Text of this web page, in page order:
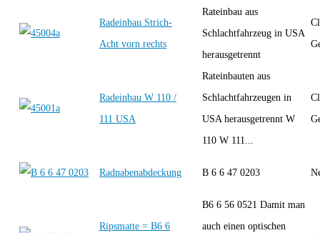
Radeinbau Strich-
Acht vorn rechts
Rateinbau aus
Schlachtfahrzeug in USA
herausgetrennt
Radeinbau W 110 /
111 USA
Rateinbauten aus
Schlachtfahrzeugen in
USA herausgetrennt W
110 W 111...
Radnabenabdeckung B 6 6 47 0203
Ripsmatte = B6 6
B6 6 56 0521 Damit man
auch einen optischen